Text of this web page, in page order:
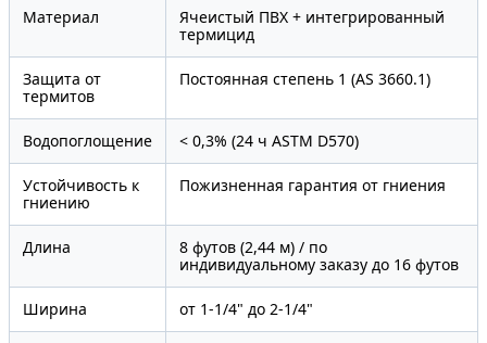
Материал
Ячеистый ПВХ + интегрированный
термицид
Защита от
термитов
Постоянная степень 1 (AS 3660.1)
Водопоглощение < 0,3% (24 ч ASTM D570)
Устойчивость к
гниению
Пожизненная гарантия от гниения
Длина
8 футов (2,44 м) / по
индивидуальному заказу до 16 футов
Ширина от 1-1/4" до 2-1/4"